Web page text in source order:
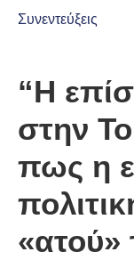
Συνεντεύξεις
“Η
στην
πως η
«ατού»